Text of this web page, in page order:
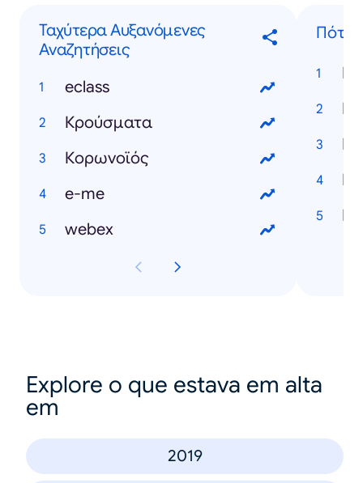
Ταχύτερα Αυξανόμενες
Αναζητήσεις
eclass
Κρούσματα
Κορωνοϊός
e-me
webex
Πότε...
Explore o que estava em alta
em
2019